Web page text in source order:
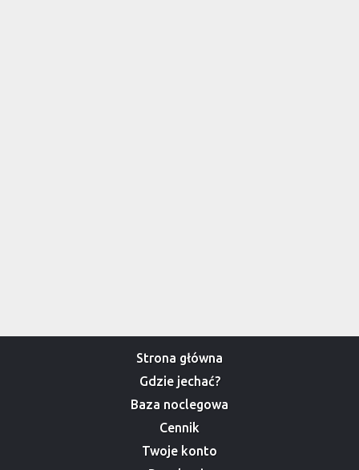
Strona główna
Gdzie jechać?
Baza noclegowa
Cennik
Twoje konto